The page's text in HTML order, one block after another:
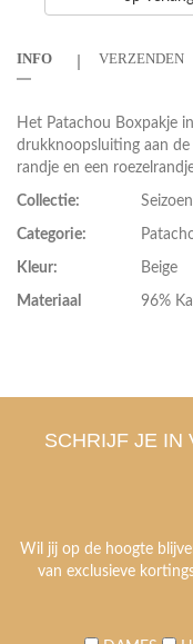
INFO VERZENDEN
Het Patachou Boxpakje
drukknoopsluiting aan
randje en een
Collectie:
Categorie:
Kleur: Beige
Materiaal 96%
SCHRIJF JE IN
Wil jij op de hoogte
van exclusieve